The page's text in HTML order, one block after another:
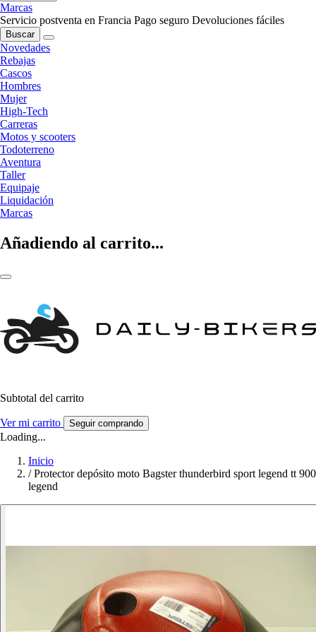
Marcas
Servicio postventa en Francia Pago seguro Devoluciones fáciles
Buscar
Novedades
Rebajas
Cascos
Hombres
Mujer
High-Tech
Carreras
Motos y scooters
Todoterreno
Aventura
Taller
Equipaje
Liquidación
Marcas
Añadiendo al carrito...
Subtotal del carrito
Ver mi carrito Seguir comprando
Loading...
Inicio
/ Protector depósito moto Bagster thunderbird sport legend tt 900
legend